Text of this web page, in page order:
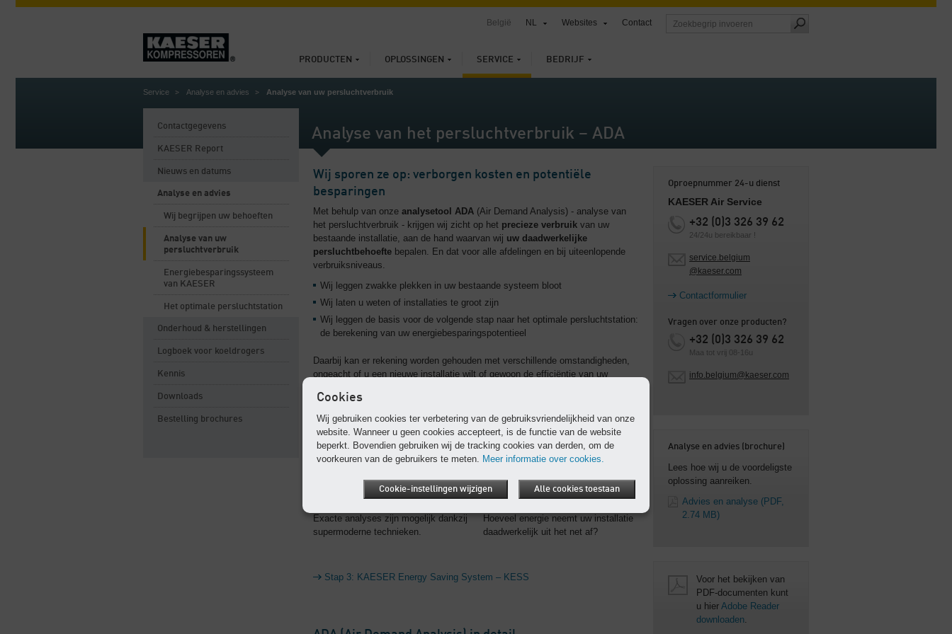
PRODUCTEN OPLOSSINGEN SERVICE BEDRIJF
België NL Websites Contact
Service Analyse en advies Analyse van uw persluchtverbruik
Analyse van het persluchtverbruik – ADA
Contactgegevens
KAESER Report
Nieuws en datums
Analyse en advies
Wij begrijpen uw behoeften
Analyse van uw
persluchtverbruik
Energiebesparingssysteem
van KAESER
Het optimale persluchtstation
Onderhoud & herstellingen
Logboek voor koeldrogers
Kennis
Downloads
Bestelling brochures
Wij sporen ze op: verborgen kosten en potentiële
besparingen
Met behulp van onze analysetool ADA (Air Demand Analysis) - analyse van
het persluchtverbruik - krijgen wij zicht op het precieze verbruik van uw
bestaande installatie, aan de hand waarvan wij uw daadwerkelijke
persluchtbehoefte bepalen. En dat voor alle afdelingen en bij uiteenlopende
verbruiksniveaus.
Wij leggen zwakke plekken in uw bestaande systeem bloot
Wij laten u weten of installaties te groot zijn
Wij leggen de basis voor de volgende stap naar het optimale persluchtstation:
de berekening van uw energiebesparingspotentieel
Daarbij kan er rekening worden gehouden met verschillende omstandigheden,
ongeacht of u een nieuwe installatie wilt of gewoon de efficiëntie van uw
Exacte analyses zijn mogelijk dankzij
supermoderne technieken.
Hoeveel energie neemt uw installatie
daadwerkelijk uit het net af?
Stap 3: KAESER Energy Saving System – KESS
Oproepnummer 24-u dienst
KAESER Air Service
+32 (0)3 326 39 62
24/24u bereikbaar !
service.belgium
@kaeser.com
Contactformulier
Vragen over onze producten?
+32 (0)3 326 39 62
Maa tot vrij 08-16u
info.belgium@kaeser.com
Analyse en advies (brochure)
Lees hoe wij u de voordeligste
oplossing aanreiken.
Advies en analyse (PDF,
2.74 MB)
Voor het bekijken van
PDF-documenten kunt
u hier Adobe Reader
downloaden.
Cookies
Wij gebruiken cookies ter verbetering van de gebruiksvriendelijkheid van onze
website. Wanneer u geen cookies accepteert, is de functie van de website
beperkt. Bovendien gebruiken wij de tracking cookies van derden, om de
voorkeuren van de gebruikers te meten. Meer informatie over cookies.
Cookie-instellingen wijzigen Alle cookies toestaan